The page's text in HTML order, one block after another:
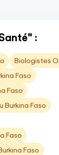
:
Biologistes
Faso
Faso
Faso
Faso
Faso